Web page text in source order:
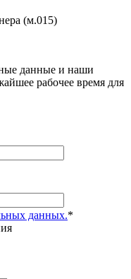
(м.015)
данные и наши
рабочее время для
данных.*